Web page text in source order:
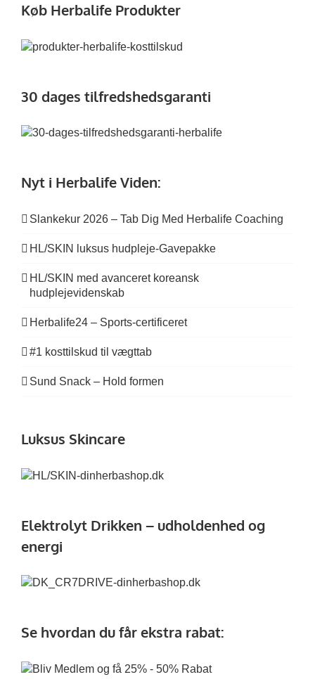
Køb Herbalife Produkter
30 dages tilfredshedsgaranti
Nyt i Herbalife Viden:
Slankekur 2026 – Tab Dig Med Herbalife Coaching
HL/SKIN luksus hudpleje-Gavepakke
HL/SKIN med avanceret koreansk
hudplejevidenskab
Herbalife24 – Sports-certificeret
#1 kosttilskud til vægttab
Sund Snack – Hold formen
Luksus Skincare
Elektrolyt Drikken – udholdenhed og
energi
Se hvordan du får ekstra rabat: